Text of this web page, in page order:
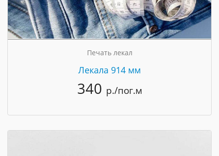
Печать лекал
Лекала 914 мм
340 р./пог.м